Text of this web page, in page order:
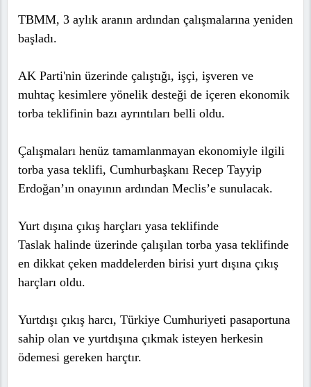
TBMM, 3 aylık aranın ardından çalışmalarına yeniden
başladı.
AK Parti'nin üzerinde çalıştığı, işçi, işveren ve
muhtaç kesimlere yönelik desteği de içeren ekonomik
torba teklifinin bazı ayrıntıları belli oldu.
Çalışmaları henüz tamamlanmayan ekonomiyle ilgili
torba yasa teklifi, Cumhurbaşkanı Recep Tayyip
Erdoğan’ın onayının ardından Meclis’e sunulacak.
Yurt dışına çıkış harçları yasa teklifinde
Taslak halinde üzerinde çalışılan torba yasa teklifinde
en dikkat çeken maddelerden birisi yurt dışına çıkış
harçları oldu.
Yurtdışı çıkış harcı, Türkiye Cumhuriyeti pasaportuna
sahip olan ve yurtdışına çıkmak isteyen herkesin
ödemesi gereken harçtır.